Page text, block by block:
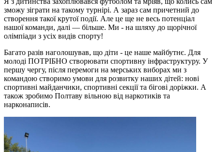
зможу зіграти на такому турнірі. А зараз сам причетний до
створення такої крутої події. Але це ще не весь потенціал
нашої команди, далі — більше. Ми - на шляху до щорічної
олімпіади з усіх видів спорту!
Багато разів наголошував, що діти - це наше майбутнє. Для
молоді ПОТРІБНО створювати спортивну інфраструктуру. У
першу чергу, після перемоги на мерських виборах ми з
командою створимо умови для розвитку наших дітей: нові
спортивні майданчики, спортивні секції та бігові доріжки. А
також зробимо Полтаву вільною від наркотиків та
нарконаписів.